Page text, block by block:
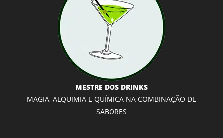
MESTRE DOS DRINKS
MAGIA, ALQUIMIA E QUÍMICA NA COMBINAÇÃO DE
SABORES